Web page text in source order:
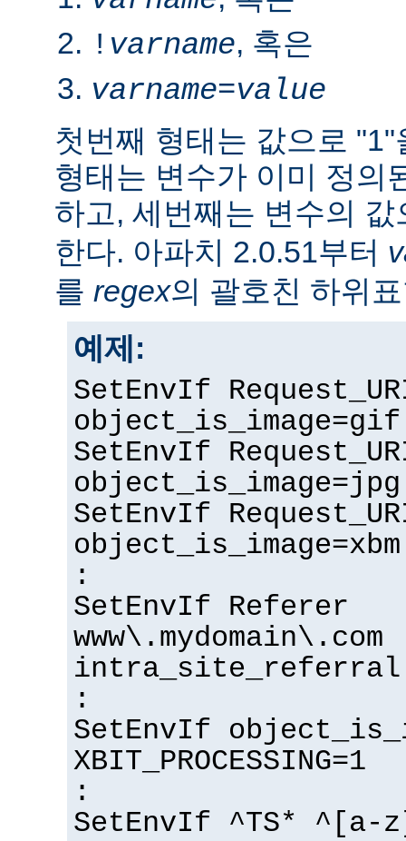
! varname, 혹은
varname=value
첫번째 형태는 값으로
형태는 변수가 이미 정의
하고, 세번째는 변수의
한다. 아파치 2.0.51부터
를 regex의 괄호친 하위
예제:
SetEnvIf
object_is_image=gif
SetEnvIf
object_is_image=jpg
SetEnvIf
object_is_image=xbm
:
SetEnvIf Referer
www\.mydomain\.com
intra_site_referral
:
SetEnvIf
XBIT_PROCESSING=1
:
SetEnvIf ^TS* ^[a-